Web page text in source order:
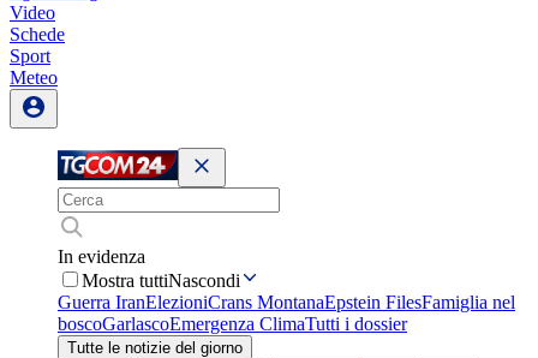
Video
Schede
Sport
Meteo
In evidenza
Mostra tuttiNascondi
Guerra IranElezioniCrans MontanaEpstein FilesFamiglia nel
boscoGarlascoEmergenza ClimaTutti i dossier
Tutte le notizie del giorno